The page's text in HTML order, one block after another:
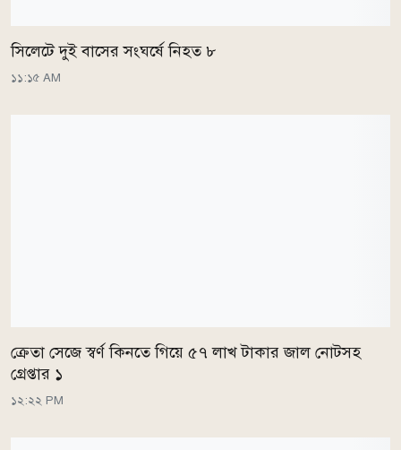
সিলেটে দুই বাসের সংঘর্ষে নিহত ৮
১১:১৫ AM
ক্রেতা সেজে স্বর্ণ কিনতে গিয়ে ৫৭ লাখ টাকার জাল নোটসহ
গ্রেপ্তার ১
১২:২২ PM